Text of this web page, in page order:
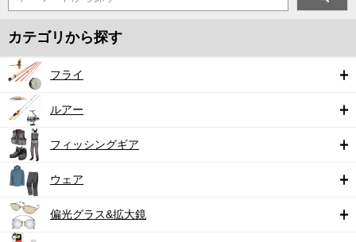
カテゴリから探す
フライ
ルアー
フィッシングギア
ウェア
偏光グラス&拡大鏡